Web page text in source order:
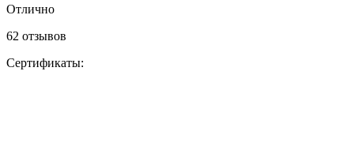
Отлично
62 отзывов
Сертификаты: